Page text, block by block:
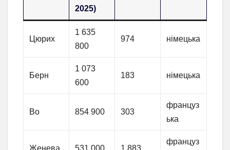
2025)
Цюрих
1 635
800
974 німецька
Берн
1 073
600
183 німецька
Во 854 900 303
француз
ька
француз